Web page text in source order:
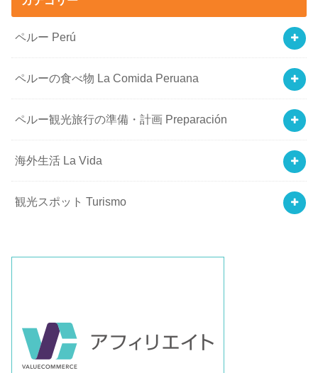
ペルー Perú
ペルーの食べ物 La Comida Peruana
ペルー観光旅行の準備・計画 Preparación
海外生活 La Vida
観光スポット Turismo